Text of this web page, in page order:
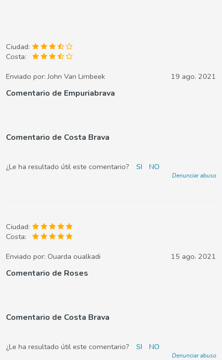
Ciudad:
Costa:
Enviado por:John Van Limbeek 19 ago. 2021
Comentario de Empuriabrava
Comentario de Costa Brava
¿Le ha resultado útil este comentario? SI NO
Denunciar abuso
Ciudad:
Costa:
Enviado por: Ouarda oualkadi 15 ago. 2021
Comentario de Roses
Comentario de Costa Brava
¿Le ha resultado útil este comentario? SI NO
Denunciar abuso